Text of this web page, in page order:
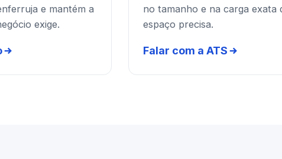
e mantém a
exige.
no tamanho e na carga exata
espaço precisa.
Falar com a ATS